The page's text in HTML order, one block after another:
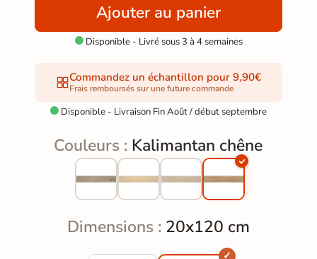
Ajouter au panier
Disponible - Livré sous 3 à 4 semaines
Commandez un échantillon pour 9,90€
Frais remboursés sur une future commande
 Disponible - Livraison Fin Août / début septembre
Couleurs : Kalimantan chêne
Dimensions : 20x120 cm